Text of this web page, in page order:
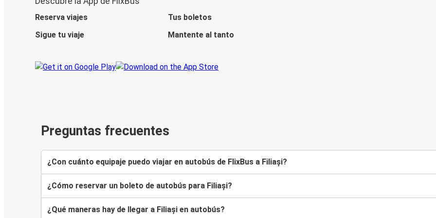
Reserva viajes
Tus boletos
Sigue tu viaje
Mantente al tanto
Preguntas frecuentes
¿Con cuánto equipaje puedo viajar en autobús de FlixBus a Filiași?
¿Cómo reservar un boleto de autobús para Filiași?
¿Qué maneras hay de llegar a Filiași en autobús?